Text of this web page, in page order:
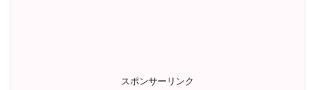
スポンサーリンク